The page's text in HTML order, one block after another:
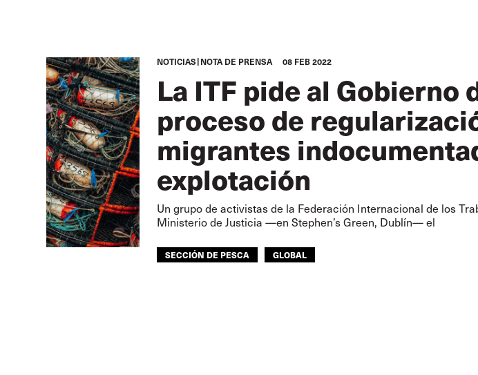
NOTICIAS NOTA DE PRENSA 08 FEB 2022
La ITF pide al Gobierno
proceso de
migrantes
explotación
Un grupo de activistas de la Federación Internacional de los
Ministerio de Justicia —en Stephen’s Green, Dublín— el
SECCIÓN DE PESCA GLOBAL